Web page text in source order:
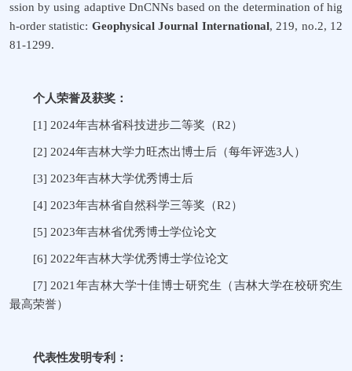
ssion by using adaptive DnCNNs based on the determination of hig
h-order statistic: Geophysical Journal International, 219, no.2, 12
81-1299.
个人荣誉及获奖：
[1] 2024年吉林省科技进步二等奖（R2）
[2] 2024年吉林大学力旺杰出博士后（每年评选3 人）
[3] 2023年吉林大学优秀博士后
[4] 2023年吉林省自然科学三等奖（R2）
[5] 2023年吉林省优秀博士学位论文
[6] 2022年吉林大学优秀博士学位论文
[7] 2021 年吉林大学十佳博士研究生（吉林大学在校研究生
最高荣誉）
代表性发明专利：